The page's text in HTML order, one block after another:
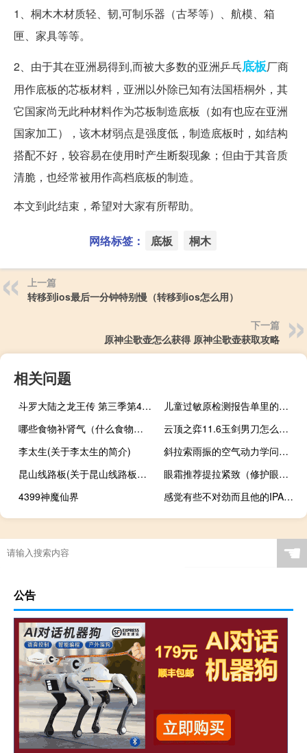
1、桐木木材质轻、韧,可制乐器（古琴等）、航模、箱
匣、家具等等。
2、由于其在亚洲易得到,而被大多数的亚洲乒乓底板厂商
用作底板的芯板材料，亚洲以外除已知有法国梧桐外，其
它国家尚无此种材料作为芯板制造底板（如有也应在亚洲
国家加工），该木材弱点是强度低，制造底板时，如结构
搭配不好，较容易在使用时产生断裂现象；但由于其音质
清脆，也经常被用作高档底板的制造。
本文到此结束，希望对大家有所帮助。
网络标签： 底板 桐木
上一篇
转移到ios最后一分钟特别慢（转移到ios怎么用）
下一篇
原神尘歌壶怎么获得 原神尘歌壶获取攻略
相关问题
斗罗大陆之龙王传 第三季第4组(关于斗罗大陆之龙王传 第三季第4组的简介)
儿童过敏原检测报告单里的蟑螂（儿童过敏原检测报告单怎么看）
哪些食物补肾气（什么食物补肾气最好）
云顶之弈11.6玉剑男刀怎么玩 云顶之弈11.6玉剑男刀阵容攻略
李太生(关于李太生的简介)
斜拉索雨振的空气动力学问题(关于斜拉索雨振的空气动力学问题的简介)
昆山线路板(关于昆山线路板的简介)
眼霜推荐提拉紧致（修护眼霜怎么用）
4399神魔仙界
感觉有些不对劲而且他的IPAD上还有PLENTYOFFISH应用程序帮助
☚
公告